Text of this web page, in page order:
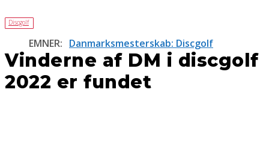
Discgolf
EMNER: Danmarksmesterskab: Discgolf
Vinderne af DM i discgolf
2022 er fundet